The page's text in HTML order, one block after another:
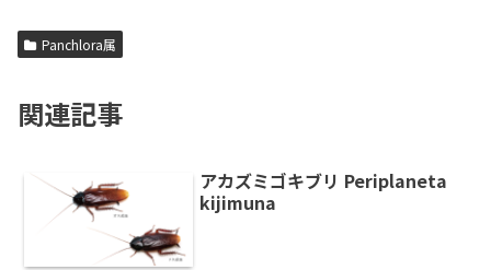
Panchlora属
関連記事
アカズミゴキブリ Periplaneta
kijimuna